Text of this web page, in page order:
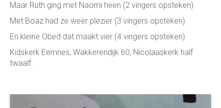
Maar Ruth ging met Naomi heen (2 vingers opsteken)
Met Boaz had ze weer plezier (3 vingers opsteken)
En kleine Obed dat maakt vier (4 vingers opsteken)
Kidskerk Eemnes, Wakkerendijk 60, Nicolaaskerk half
twaalf.